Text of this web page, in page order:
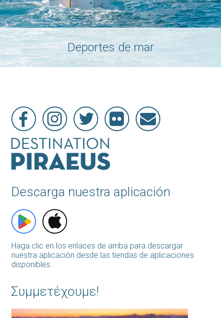
Deportes de mar
Descarga nuestra aplicación
Haga clic en los enlaces de arriba para descargar
nuestra aplicación desde las tiendas de aplicaciones
disponibles.
Συμμετέχουμε!